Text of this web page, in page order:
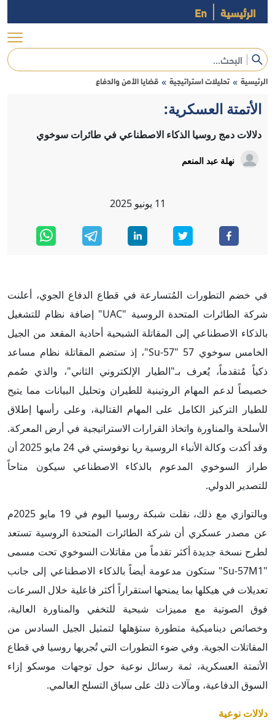
الرئيسية En
الرئيسية » تحليلات استراتيجية » قضايا الأمن والدفاع
الأتمتة العسكرية:
دلالات دمج روسيا الذكاء الاصطناعي في طائرات سوخوي
نهلة عبد المنعم
11 يونيو 2025
في خضم التطورات المُتسارعة في قطاع الدفاع الجوي، أعلنت
شركة الطائرات المتحدة الروسية "UAC" إضافة نظام للتشغيل
بالذكاء الاصطناعي إلى المقاتلة الشبحية أحادية المقعد من الجيل
الخامس سوخوي 57 "Su-57"، إذ ستضم المقاتلة نظام مساعد
ذكياً مُتقدماً، يُعرف بـ"الطيار الإلكتروني الثاني"، والذي صُمم
خصيصاً لدعم المهام الروتينية للطيران وتحليل البيانات مما يتيح
للطيار التركيز الكامل على المهام القتالية، وعلى رأسها إطلاق
الأسلحة والمناورة واتخاذ القرارات الاستراتيجية في أرض المعركة.
وقد أكدت وكالة الأنباء الروسية ريا نوفوستي في 24 مايو 2025 أن
طراز السوخوي المدعوم بالذكاء الاصطناعي سيكون متاحاً
للتصدير الدولي.
وبالتوازي مع ذلك، نقلت شبكة روسيا اليوم في 19 مايو 2025م
عن مصدر عسكري أن شركة الطائرات المتحدة الروسية تستعد
لطرح نسخة جديدة أكثر تقدماً من مقاتلات السوخوي تحت مسمى
"Su-57M1" ستكون مدعومة أيضاً بالذكاء الاصطناعي إلى جانب
تعديلات في هيكلها بما يمنحها استقراراً أكثر فاعلية خلال السرعات
فوق الصوتية مع مميزات شبحية للتخفي والمناورة العالية،
وخصائص ديناميكية متطورة ستؤهلها لتمثيل الجيل السادس من
المقاتلات الجوية. وفي ضوء التطورات التي تُجريها روسيا في قطاع
الأتمتة العسكرية، ثمة رسائل نوعية حول توجهات موسكو إزاء
السوق الدفاعية، ومآلات ذلك على سباق التسلح العالمي.
دلالات نوعية